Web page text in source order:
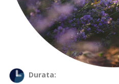
Durata: